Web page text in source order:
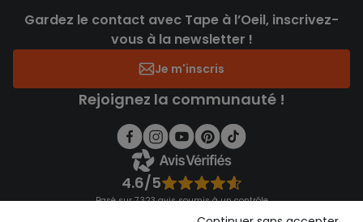
Gardez le contact avec Tape à l’Oeil, inscrivez-
vous à la newsletter !
Je m'inscris
Rejoignez la communauté !
4.6/5
Basé sur 7 323 avis soumis à un contrôle